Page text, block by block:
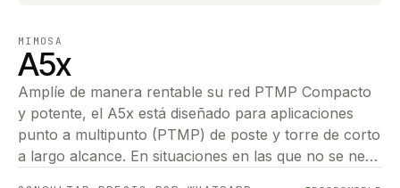
MIMOSA
A5x
Amplíe de manera rentable su red PTMP Compacto
y potente, el A5x está diseñado para aplicaciones
punto a multipunto (PTMP) de poste y torre de corto
a largo alcance. En situaciones en las que no se ne…